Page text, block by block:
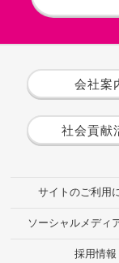
会社案
社会貢献
サイトのご利用
ソーシャルメディ
採用情報